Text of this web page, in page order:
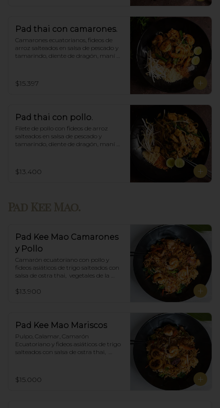
Pad thai con camarones.
Camarones ecuatorianos, fideos de
arroz salteados en salsa de pescado y
tamarindo, diente de dragón, maní
$15.397
Pad thai con pollo.
Filete de pollo con fideos de arroz
salteados en salsa de pescado y
tamarindo, diente de dragón, maní
$13.400
Pad Kee Mao Camarones
y Pollo
Camarón ecuatoriano con pollo y
fideos asiáticos de trigo salteados con
salsa de ostra thai,  vegetales de la
$13.900
Pad Kee Mao Mariscos
Pulpo, Calamar, Camarón
Ecuatoriano y fideos asiáticos de trigo
salteados con salsa de ostra thai,
$15.000